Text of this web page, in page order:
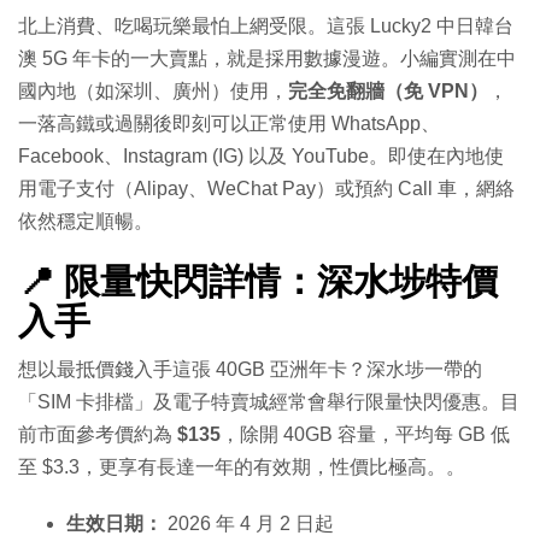
北上消費、吃喝玩樂最怕上網受限。這張 Lucky2 中日韓台
澳 5G 年卡的一大賣點，就是採用數據漫遊。小編實測在中
國內地（如深圳、廣州）使用， 完全免翻牆（免 VPN）
，
一落高鐵或過關後即刻可以正常使用 WhatsApp、
Facebook、Instagram (IG) 以及 YouTube。即使在內地使
用電子支付（Alipay、WeChat Pay）或預約 Call 車，網絡
依然穩定順暢。
📍 限量快閃詳情：深水埗特價
入手
想以最抵價錢入手這張 40GB 亞洲年卡？深水埗一帶的
「SIM 卡排檔」及電子特賣城經常會舉行限量快閃優惠。目
前市面參考價約為 $135 ，除開 40GB 容量，平均每 GB 低
至 $3.3，更享有長達一年的有效期，性價比極高。。
生效日期： 2026 年 4 月 2 日起